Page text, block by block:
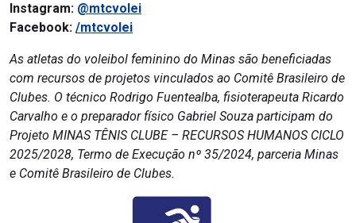
Instagram: @mtcvolei
Facebook: /mtcvolei
As atletas do voleibol feminino do Minas são beneficiadas
com recursos de projetos vinculados ao Comitê Brasileiro de
Clubes. O técnico Rodrigo Fuentealba, fisioterapeuta Ricardo
Carvalho e o preparador físico Gabriel Souza participam do
Projeto MINAS TÊNIS CLUBE – RECURSOS HUMANOS CICLO
2025/2028, Termo de Execução nº 35/2024, parceria Minas
e Comitê Brasileiro de Clubes.